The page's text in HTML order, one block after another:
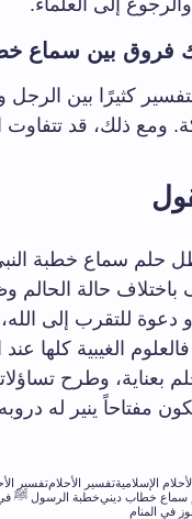
إلى العلماء.
بين سماع
كثيرًا بين
ومع ذلك، قد
حلم سماع خطبة
باختلاف حالة
دعوة للتقرب إلى
الغيبية كلها
بعناية، وطرح
مفتاحاً ينير له
الإسلاميةتفسير الأحلامتفسير
سماع خطاب دينيخطبة الرسول ﷺ في
في المنام